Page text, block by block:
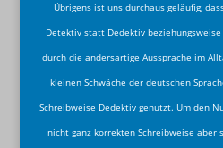
Übrigens ist uns durchaus geläufig,
Detektiv statt Dedektiv
durch die andersartige Aussprache im
kleinen Schwäche der deutschen
Schreibweise Dedektiv genutzt. Um den
nicht ganz korrekten Schreibweise aber